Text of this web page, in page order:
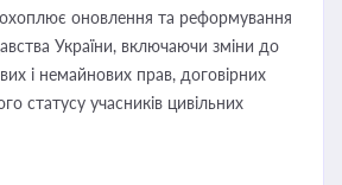
оновлення та реформування
України, включаючи зміни до
і немайнових прав, договірних
статусу учасників цивільних